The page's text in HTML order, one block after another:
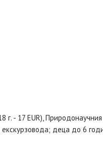
- 17 EUR),
деца до 6